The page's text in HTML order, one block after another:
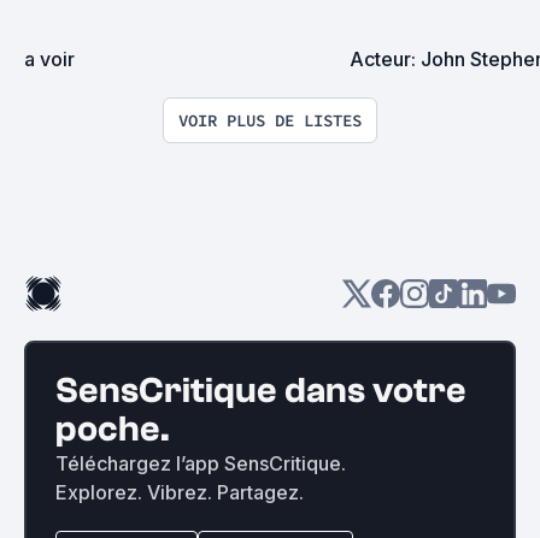
a voir Acteur: John
VOIR PLUS DE LISTES
SensCritique dans votre
poche.
Téléchargez l’app SensCritique.
Explorez. Vibrez. Partagez.